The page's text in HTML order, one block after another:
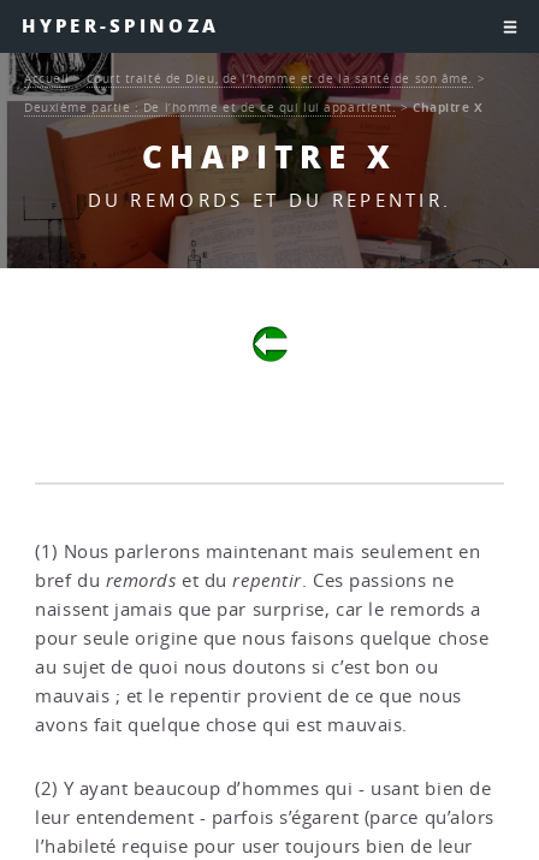
HYPER-SPINOZA
CHAPITRE X
DU REMORDS ET DU REPENTIR.
Accueil>Court traité de Dieu, de l’homme et de la santé de son âme.
>
Deuxième partie : De l’homme et de ce qui lui appartient.>Chapitre X
(1) Nous parlerons maintenant mais seulement en
bref du remords et durepentir. Ces passions ne
naissent jamais que par surprise, car le remords a
pour seule origine que nous faisons quelque chose
au sujet de quoi nous doutons si c’est bon ou
mauvais ; et le repentir provient de ce que nous
avons fait quelque chose qui est mauvais.
(2) Y ayant beaucoup d’hommes qui - usant bien de
leur entendement - parfois s’égarent (parce qu’alors
l’habileté requise pour user toujours bien de leur